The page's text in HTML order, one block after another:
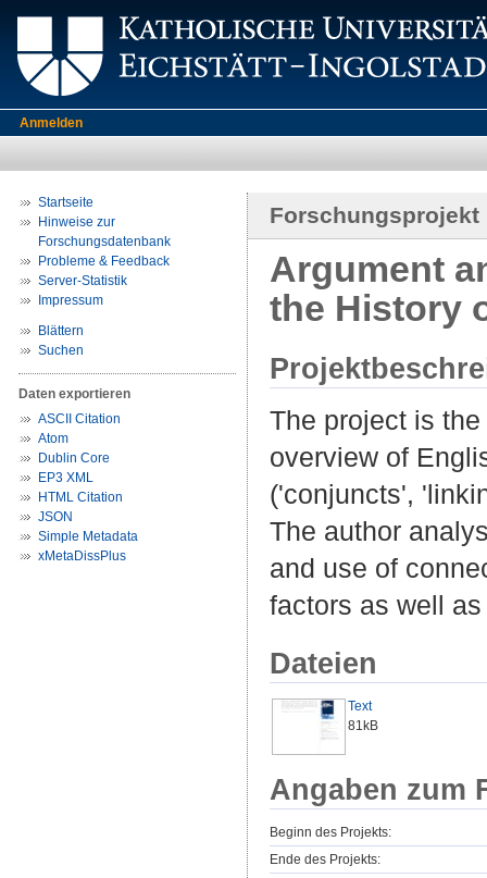
Anmelden
Startseite
Hinweise zur
Forschungsdatenbank
Probleme & Feedback
Server-Statistik
Impressum
Blättern
Suchen
Daten exportieren
ASCII Citation
Atom
Dublin Core
EP3 XML
HTML Citation
JSON
Simple Metadata
xMetaDissPlus
Forschungsprojekt
Argument
the History
The project is
overview of
('conjuncts',
The author
and use of
factors as well
Dateien
Text
81kB
Angaben zum
Beginn des Projekts:
Ende des Projekts: